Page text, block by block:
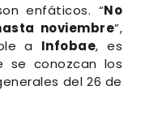
enfáticos. “No
noviembre”,
a Infobae, es
se conozcan los
del 26 de